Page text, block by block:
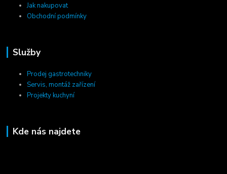
Jak nakupovat
Obchodní podmínky
Služby
Prodej gastrotechniky
Servis, montáž zařízení
Projekty kuchyní
Kde nás najdete